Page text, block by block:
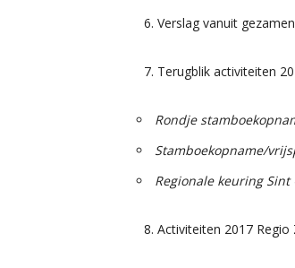
Verslag vanuit
Terugblik activiteiten
Rondje
Stamboekopname/
Regionale keuring Sint
Activiteiten 2017 Regio